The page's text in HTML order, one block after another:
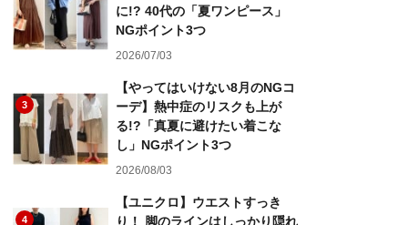
に!? 40代の「夏ワンピース」
NGポイント3つ
2026/07/03
3
【やってはいけない8月のNGコ
ーデ】熱中症のリスクも上が
る!?「真夏に避けたい着こな
し」NGポイント3つ
2026/08/03
4
【ユニクロ】ウエストすっき
り！ 脚のラインはしっかり隠れ